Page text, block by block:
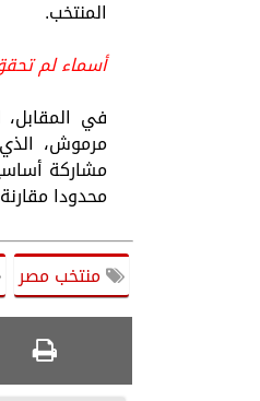
المنتخب.
أسماء لم
في
مرموش،
مشاركة
محدودا
منتخب مصر